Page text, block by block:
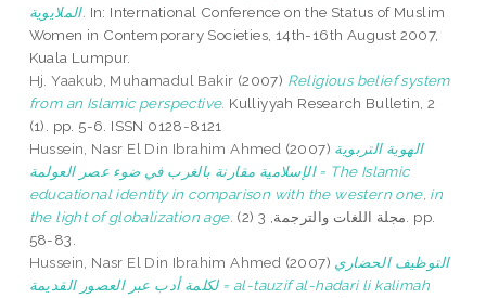
الملايوية. In: International Conference on the Status of Muslim
Women in Contemporary Societies, 14th-16th August 2007,
Kuala Lumpur.
Hj. Yaakub, Muhamadul Bakir (2007) Religious belief system
from an Islamic perspective. Kulliyyah Research Bulletin, 2
(1). pp. 5-6. ISSN 0128-8121
Hussein, Nasr El Din Ibrahim Ahmed (2007) الهوية التربوية
الإسلامية مقارنة بالغرب في ضوء عصر العولمة = The Islamic
educational identity in comparison with the western one, in
the light of globalization age.
58-83.
Hussein, Nasr El Din Ibrahim Ahmed (2007) التوظيف الحضاري
لكلمة أدب عبر العصور القديمة = al-tauzif al-hadari li kalimah